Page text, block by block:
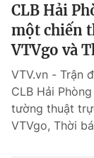
Chân dung
Sự kiện
Bóng đá
Thể thao
CLB Hải
một chiến
VTVgo và
VTV.vn - Trận
CLB Hải
tường thuật
VTVgo, Thời